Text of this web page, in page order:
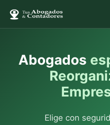
Abogados
Elige con